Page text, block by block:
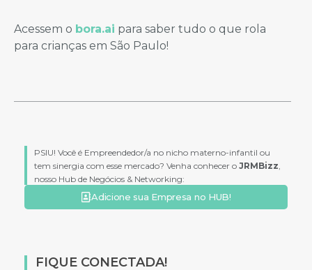
Acessem o bora.ai para saber tudo o que rola
para crianças em São Paulo!
PSIU! Você é Empreendedor/a no nicho materno-infantil ou
tem sinergia com esse mercado? Venha conhecer o JRMBizz,
nosso Hub de Negócios & Networking:
Adicione sua Empresa no HUB!
FIQUE CONECTADA!